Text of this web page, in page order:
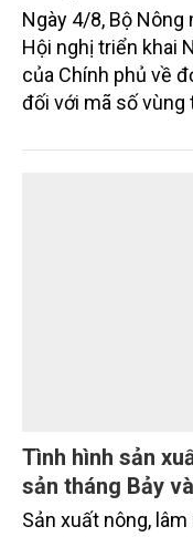
Ngày 4/8, Bộ
Hội nghị triển khai
của Chính phủ về
đối với mã số vùng
Tình hình sản
sản tháng Bảy
Sản xuất nông,